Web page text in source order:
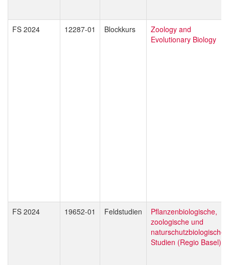
FS 2024 12287-01 Blockkurs
Zoology and
Evolutionary Biology
FS 2024 19652-01 Feldstudien
Pflanzenbiologische,
zoologische und
naturschutzbiologische
Studien (Regio Basel)